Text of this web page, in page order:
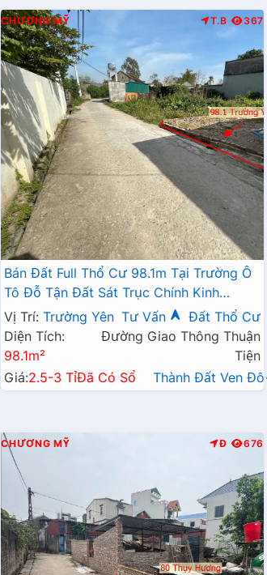
CHƯƠNG MỸ T.B 367
Bán Đất Full Thổ Cư 98.1m Tại Trường Ô
Tô Đỗ Tận Đất Sát Trục Chính Kinh
Doanh Giá Chỉ Hơn 2 Tỷ
Vị Trí: Trường Yên Tư Vấn
Đất Thổ Cư
Diện Tích:
98.1m²
Đường Giao Thông Thuận
Tiện
Giá:2.5-3 TỉĐã Có Sổ Thành Đất Ven
CHƯƠNG MỸ Đ 676